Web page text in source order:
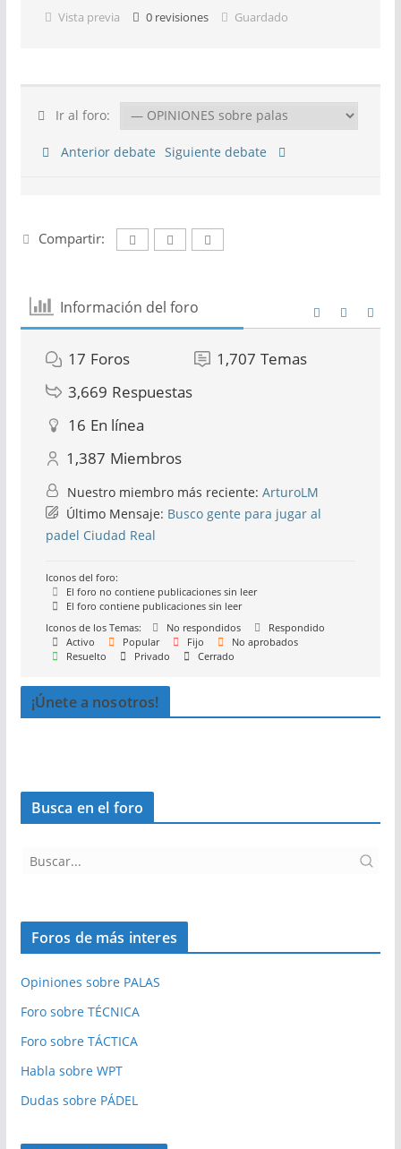
Vista previa 0 revisiones Guardado
Ir al foro:
Anterior debate Siguiente debate
Compartir:
Información del foro
17 Foros 1,707 Temas
3,669 Respuestas
16 En línea
1,387 Miembros
Nuestro miembro más reciente: ArturoLM
Último Mensaje: Busco gente para jugar al
padel Ciudad Real
Iconos del foro:
El foro no contiene publicaciones sin leer
El foro contiene publicaciones sin leer
Iconos de los Temas:
No respondidos
Respondido
Activo
Popular Fijo
No aprobados
Resuelto
Privado Cerrado
¡Únete a nosotros!
Busca en el foro
Foros de más interes
Opiniones sobre PALAS
Foro sobre TÉCNICA
Foro sobre TÁCTICA
Habla sobre WPT
Dudas sobre PÁDEL